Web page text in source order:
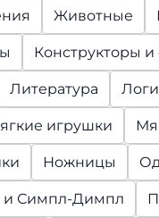
Животные
Конструкторы
Литература
игрушки
Ножницы
и Симпл-Димпл